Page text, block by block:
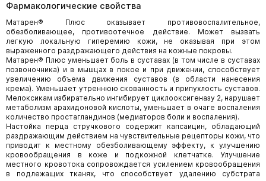
Фармакологические свойства
Матарен® Плюс оказывает противовоспалительное,
обезболивающее, противоотечное действие. Может вызвать
легкую локальную гиперемию кожи, не оказывая при этом
выраженного раздражающего действия на кожные покровы.
Матарен® Плюс уменьшает боль в суставах (в том числе в суставах
позвоночника) и в мышцах в покое и при движении, способствует
увеличению объема движения суставов (в области нанесения
крема). Уменьшает утреннюю скованность и припухлость суставов.
Мелоксикам избирательно ингибирует циклооксигеназу 2, нарушает
метаболизм арахидоновой кислоты, уменьшает в очаге воспаления
количество простагландинов (медиаторов боли и воспаления).
Настойка перца стручкового содержит капсаицин, обладающий
раздражающим действием на чувствительные рецепторы кожи, что
приводит к местному обезболивающему эффекту, к улучшению
кровообращения в коже и подкожной клетчатке. Улучшение
местного кровотока сопровождается усилением кровообращения
в подлежащих тканях, что способствует удалению субстрата